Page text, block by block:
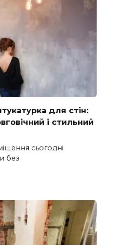
для стін:
і стильний
сьогодні
без